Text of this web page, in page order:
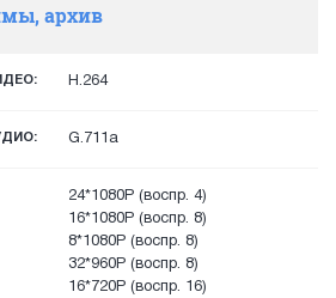
архив
H.264
G.711a
24*1080P (воспр. 4)
16*1080P (воспр. 8)
8*1080P (воспр. 8)
32*960P (воспр. 8)
16*720P (воспр. 16)